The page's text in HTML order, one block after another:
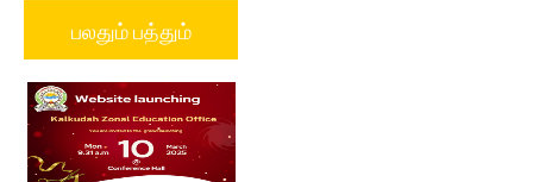
பலதும் பத்தும்